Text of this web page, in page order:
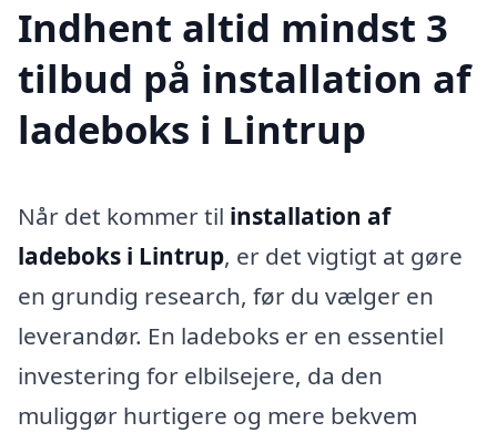
Indhent altid mindst 3
tilbud på installation af
ladeboks i Lintrup
Når det kommer til installation af
ladeboks i Lintrup, er det vigtigt at gøre
en grundig research, før du vælger en
leverandør. En ladeboks er en essentiel
investering for elbilsejere, da den
muliggør hurtigere og mere bekvem